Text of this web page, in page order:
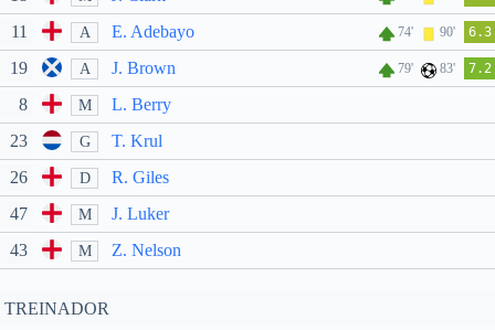
11 A E. Adebayo 74' 90' 6.3
19 A J. Brown 79' 83' 7.2
8 M
L. Berry
23
G
T. Krul
26
D
R. Giles
47
M
J. Luker
43
M Z. Nelson
TREINADOR